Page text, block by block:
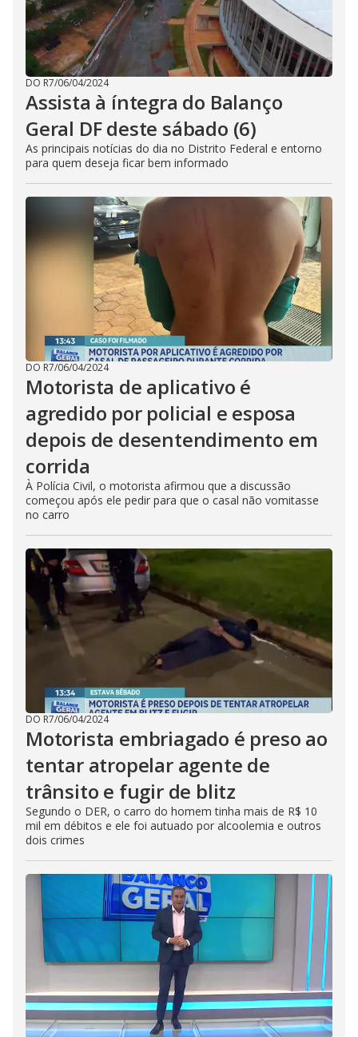
DO R7/06/04/2024
Assista à íntegra do Balanço
Geral DF deste sábado (6)
As principais notícias do dia no Distrito Federal e entorno
para quem deseja ficar bem informado
DO R7/06/04/2024
Motorista de aplicativo é
agredido por policial e esposa
depois de desentendimento em
corrida
À Polícia Civil, o motorista afirmou que a discussão
começou após ele pedir para que o casal não vomitasse
no carro
DO R7/06/04/2024
Motorista embriagado é preso ao
tentar atropelar agente de
trânsito e fugir de blitz
Segundo o DER, o carro do homem tinha mais de R$ 10
mil em débitos e ele foi autuado por alcoolemia e outros
dois crimes